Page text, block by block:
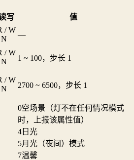
写
值
/ W
—
/ W
1 ~ 100，步长 1
/ W
2700 ~ 6500，步长 1
0空场景（灯不在任何情况模式
时，上报该属性值）
4 日光
5月光（夜间）模式
7温馨